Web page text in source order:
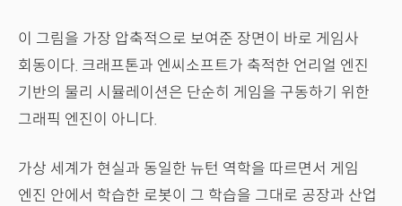
이 그림을 가장 압축적으로 보여준 장면이 바로 게임사
회동이다. 크래프톤과 엔씨소프트가 축적한 언리얼 엔진
기반의 물리 시뮬레이션은 단순히 게임을 구동하기 위한
그래픽 엔진이 아니다.
가상 세계가 현실과 동일한 뉴턴 역학을 따르면서 게임
엔진 안에서 학습한 로봇이 그 학습을 그대로 공장과 산업